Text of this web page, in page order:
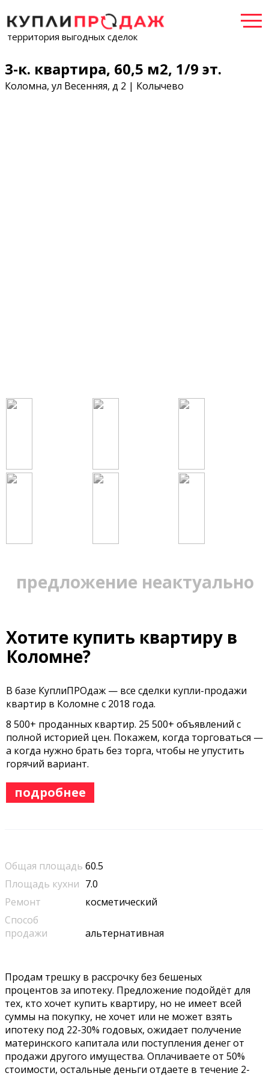
территория выгодных сделок
3-к. квартира, 60,5 м2, 1/9 эт.
Коломна, ул Весенняя, д 2 | Колычево
предложение неактуально
Хотите купить квартиру в
Коломне?
В базе КуплиПРОдаж — все сделки купли-продажи
квартир в Коломне с 2018 года.
8 500+ проданных квартир. 25 500+ объявлений с
полной историей цен. Покажем, когда торговаться —
а когда нужно брать без торга, чтобы не упустить
горячий вариант.
подробнее
Общая площадь 60.5
Площадь кухни 7.0
Ремонт
косметический
Способ
продажи
альтернативная
Продам трешку в рассрочку без бешеных
процентов за ипотеку. Предложение подойдёт для
тех, кто хочет купить квартиру, но не имеет всей
суммы на покупку, не хочет или не может взять
ипотеку под 22-30% годовых, ожидает получение
материнского капитала или поступления денег от
продажи другого имущества. Оплачиваете от 50%
стоимости, остальные деньги отдаете в течение 2-